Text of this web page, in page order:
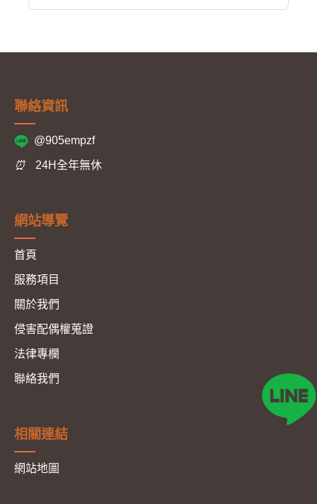
聯絡資訊
@905empzf
⏰ 24H全年無休
網站導覽
首頁
服務項目
關於我們
侵害配偶權蒐證
法律專欄
聯絡我們
相關連結
網站地圖